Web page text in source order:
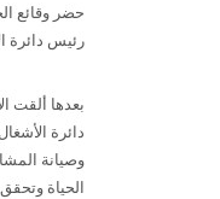
حضر وقائع
رئيس دائرة
بعدها ألقت
وصيانة
الحياة